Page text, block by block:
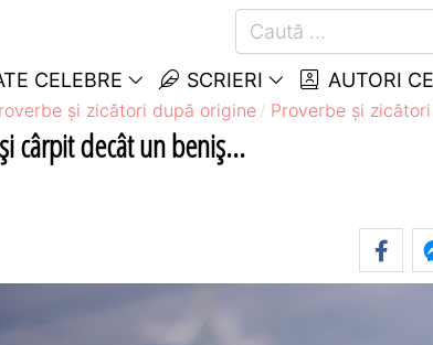
CELEBRE SCRIERI AUTORI
și zicători după origine Proverbe și
cârpit decât un beniş...